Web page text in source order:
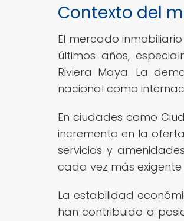
Contexto del
El mercado
últimos años,
Riviera Maya. La
nacional como
En ciudades como
incremento en la
servicios y
cada vez más
La estabilidad
han contribuido a